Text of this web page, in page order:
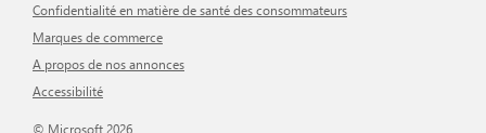
Confidentialité en matière de santé des consommateurs
Marques de commerce
A propos de nos annonces
Accessibilité
© Microsoft 2026